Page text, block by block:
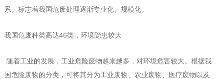
系。标志着我国危废处理逐渐专业化、规模化。
我国危废种类高达46类，环境隐患较大
随着工业的发展，工业危险废物越来越多，对环境危害较大。根据我
国危险废物的分类，可将其分为工业废物、农业废物、医疗废物以及